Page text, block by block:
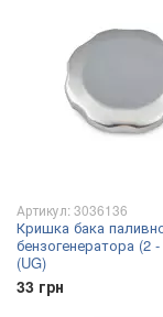
Артикул: 3036136
Кришка бака
бензогенератора (2
(UG)
33 грн